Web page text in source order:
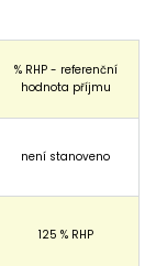
% RHP - referenční
hodnota příjmu
není stanoveno
125 % RHP